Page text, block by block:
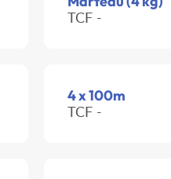
TCF -
4 x 100m
TCF -